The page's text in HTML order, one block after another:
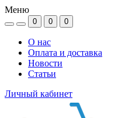
Меню
0 0 0
О нас
Оплата и доставка
Новости
Статьи
Личный кабинет